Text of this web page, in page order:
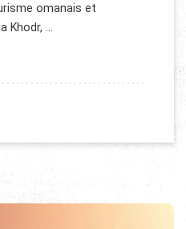
omanais et
Khodr, …
D’OMAN À PARIS